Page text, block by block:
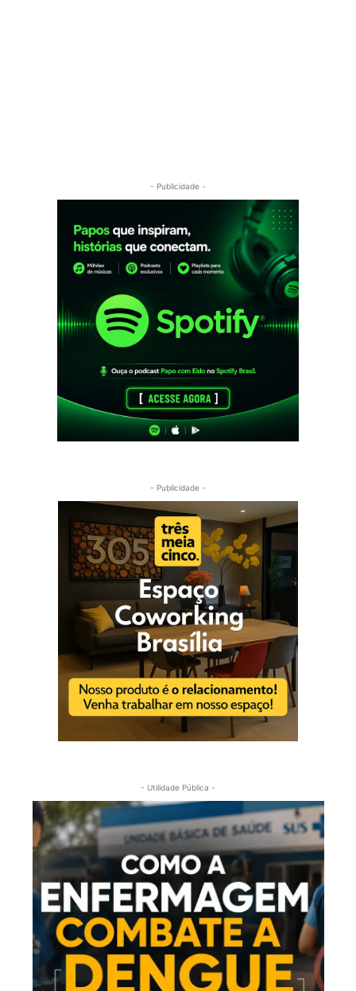
- Publicidade -
- Publicidade -
- Utilidade Pública -